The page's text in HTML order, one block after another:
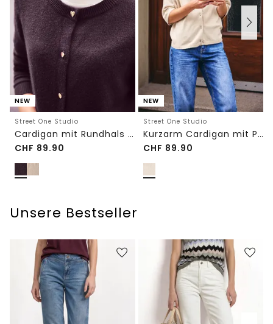
NEW
Street One Studio
Cardigan mit Rundhals und Knöpfen
CHF 89.90
NEW
Street One Studio
Kurzarm Cardigan mit Polokragen
CHF 89.90
Unsere Bestseller